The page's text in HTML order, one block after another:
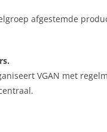
afgestemde
VGAN met